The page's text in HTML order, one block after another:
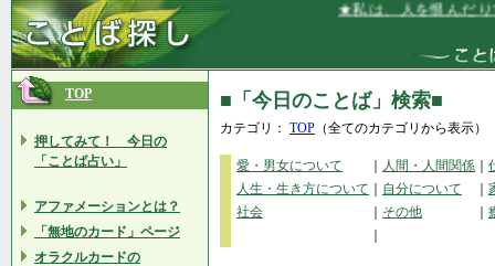
★私は、人を恨んだりす
TOP
押してみて！ 今日の
「ことば占い」
アファメーションとは？
「無地のカード」ページ
オラクルカードの
■「今日のことば」検索■
カテゴリ： TOP （全てのカテゴリから表示）
愛・男女について 人間・人間関係
人生・生き方について
自分について
社会
その他